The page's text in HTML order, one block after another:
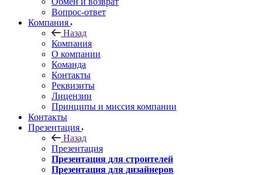
Вопрос-ответ
Компания
Назад
Компания
О компании
Команда
Контакты
Реквизиты
Лицензии
Принципы и миссия компании
Контакты
Презентация
Назад
Презентация
Презентация для строителей
Презентация для дизайнеров